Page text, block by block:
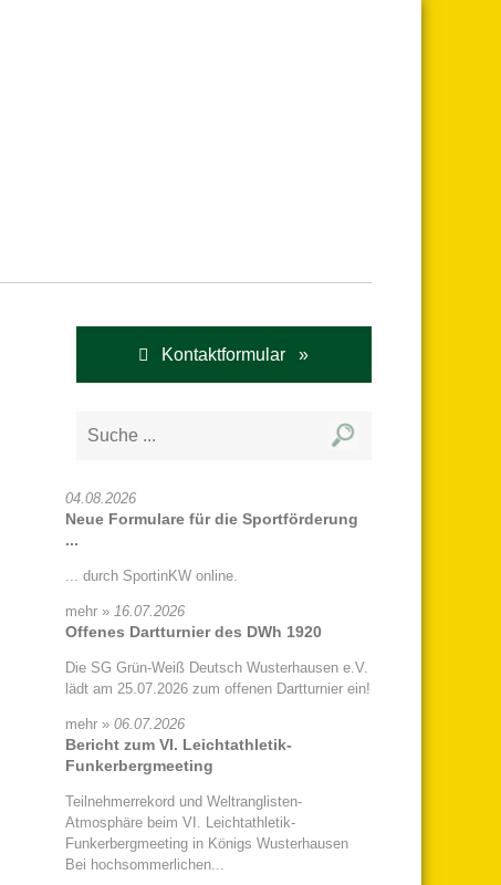
Kontaktformular »
04.08.2026
Neue Formulare für die Sportförderung
...
... durch SportinKW online.
mehr » 16.07.2026
Offenes Dartturnier des DWh 1920
Die SG Grün-Weiß Deutsch Wusterhausen e.V.
lädt am 25.07.2026 zum offenen Dartturnier ein!
mehr » 06.07.2026
Bericht zum VI. Leichtathletik-
Funkerbergmeeting
Teilnehmerrekord und Weltranglisten-
Atmosphäre beim VI. Leichtathletik-
Funkerbergmeeting in Königs Wusterhausen
Bei hochsommerlichen...